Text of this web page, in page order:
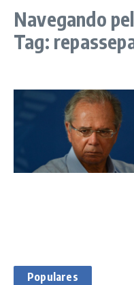
Navegando
Tag:
Populares